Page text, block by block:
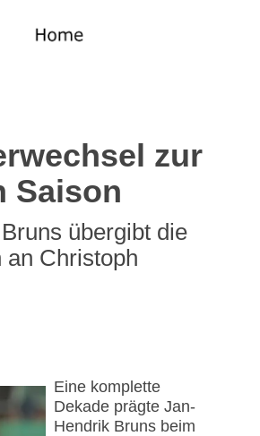
zur
Saison
übergibt die
an Christoph
Eine komplette
Dekade prägte Jan-
Hendrik Bruns beim